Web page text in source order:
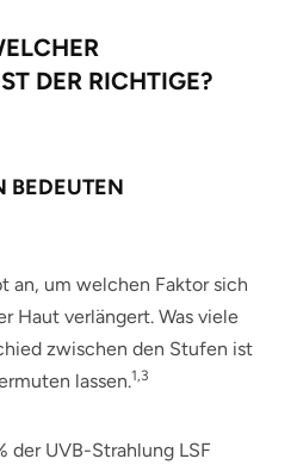
DER RICHTIGE?
BEDEUTEN
an, um welchen Faktor sich
Haut verlängert. Was viele
zwischen den Stufen ist
lassen.1,3
der UVB-Strahlung LSF